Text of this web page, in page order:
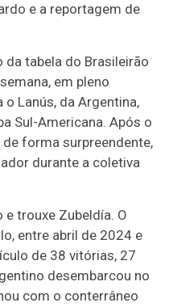
e a reportagem de
da tabela do Brasileirão
em pleno
Lanús, da Argentina,
Sul-Americana. Após o
forma surpreendente,
durante a coletiva
trouxe Zubeldía. O
entre abril de 2024 e
de 38 vitórias, 27
desembarcou no
com o conterrâneo